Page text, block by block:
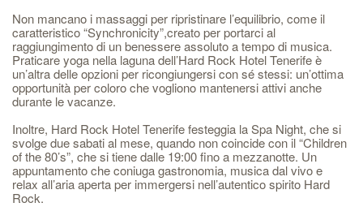
Non mancano i massaggi per ripristinare l’equilibrio, come il
caratteristico “Synchronicity”,creato per portarci al
raggiungimento di un benessere assoluto a tempo di musica.
Praticare yoga nella laguna dell’Hard Rock Hotel Tenerife è
un’altra delle opzioni per ricongiungersi con sé stessi: un’ottima
opportunità per coloro che vogliono mantenersi attivi anche
durante le vacanze.
Inoltre, Hard Rock Hotel Tenerife festeggia la Spa Night, che si
svolge due sabati al mese, quando non coincide con il “Children
of the 80’s”, che si tiene dalle 19:00 fino a mezzanotte. Un
appuntamento che coniuga gastronomia, musica dal vivo e
relax all’aria aperta per immergersi nell’autentico spirito Hard
Rock.